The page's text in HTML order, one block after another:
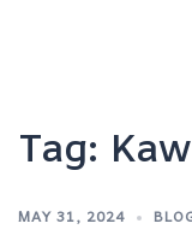
Tag:
MAY 31, 2024